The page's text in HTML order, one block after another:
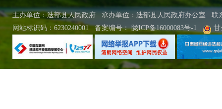
主办单位：迭部县人民政府 承办单位：迭部县人民政府办公室 联
网站标识码：6230240001
备案编号： 陇ICP备16000083号-1 甘